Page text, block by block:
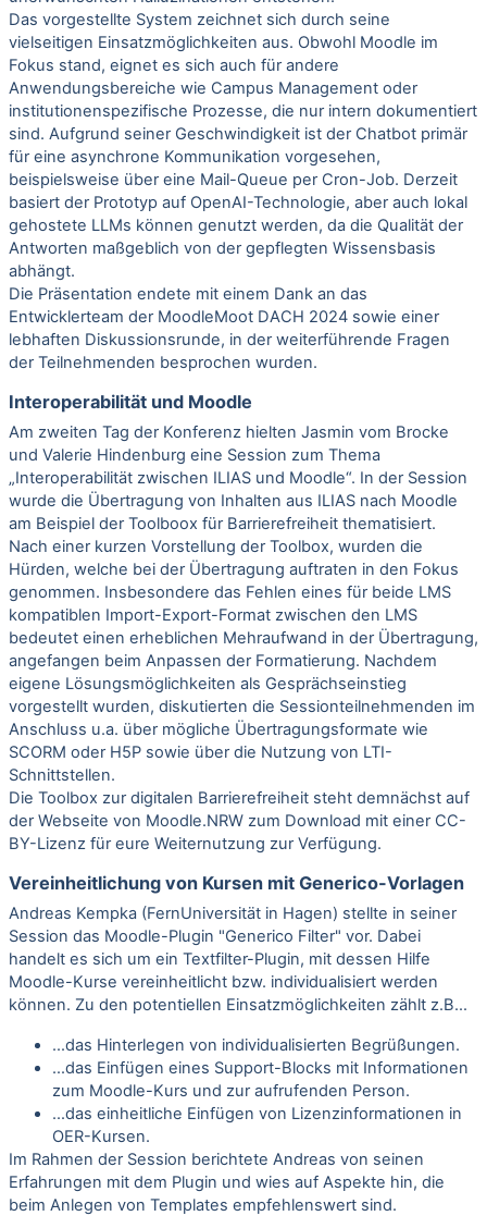
Das vorgestellte System zeichnet sich durch seine
vielseitigen Einsatzmöglichkeiten aus. Obwohl Moodle im
Fokus stand, eignet es sich auch für andere
Anwendungsbereiche wie Campus Management oder
institutionenspezifische Prozesse, die nur intern dokumentiert
sind. Aufgrund seiner Geschwindigkeit ist der Chatbot primär
für eine asynchrone Kommunikation vorgesehen,
beispielsweise über eine Mail-Queue per Cron-Job. Derzeit
basiert der Prototyp auf OpenAI-Technologie, aber auch lokal
gehostete LLMs können genutzt werden, da die Qualität der
Antworten maßgeblich von der gepflegten Wissensbasis
abhängt.
Die Präsentation endete mit einem Dank an das
Entwicklerteam der MoodleMoot DACH 2024 sowie einer
lebhaften Diskussionsrunde, in der weiterführende Fragen
der Teilnehmenden besprochen wurden.
Interoperabilität und Moodle
Am zweiten Tag der Konferenz hielten Jasmin vom Brocke
und Valerie Hindenburg eine Session zum Thema
„Interoperabilität zwischen ILIAS und Moodle“. In der Session
wurde die Übertragung von Inhalten aus ILIAS nach Moodle
am Beispiel der Toolboox für Barrierefreiheit thematisiert.
Nach einer kurzen Vorstellung der Toolbox, wurden die
Hürden, welche bei der Übertragung auftraten in den Fokus
genommen. Insbesondere das Fehlen eines für beide LMS
kompatiblen Import-Export-Format zwischen den LMS
bedeutet einen erheblichen Mehraufwand in der Übertragung,
angefangen beim Anpassen der Formatierung. Nachdem
eigene Lösungsmöglichkeiten als Gesprächseinstieg
vorgestellt wurden, diskutierten die Sessionteilnehmenden im
Anschluss u.a. über mögliche Übertragungsformate wie
SCORM oder H5P sowie über die Nutzung von LTI-
Schnittstellen.
Die Toolbox zur digitalen Barrierefreiheit steht demnächst auf
der Webseite von Moodle.NRW zum Download mit einer CC-
BY-Lizenz für eure Weiternutzung zur Verfügung.
Vereinheitlichung von Kursen mit Generico-Vorlagen
Andreas Kempka (FernUniversität in Hagen) stellte in seiner
Session das Moodle-Plugin "Generico Filter" vor. Dabei
handelt es sich um ein Textfilter-Plugin, mit dessen Hilfe
Moodle-Kurse vereinheitlicht bzw. individualisiert werden
können. Zu den potentiellen Einsatzmöglichkeiten zählt z.B…
…das Hinterlegen von individualisierten Begrüßungen.
…das Einfügen eines Support-Blocks mit Informationen
zum Moodle-Kurs und zur aufrufenden Person.
…das einheitliche Einfügen von Lizenzinformationen in
OER-Kursen.
Im Rahmen der Session berichtete Andreas von seinen
Erfahrungen mit dem Plugin und wies auf Aspekte hin, die
beim Anlegen von Templates empfehlenswert sind.